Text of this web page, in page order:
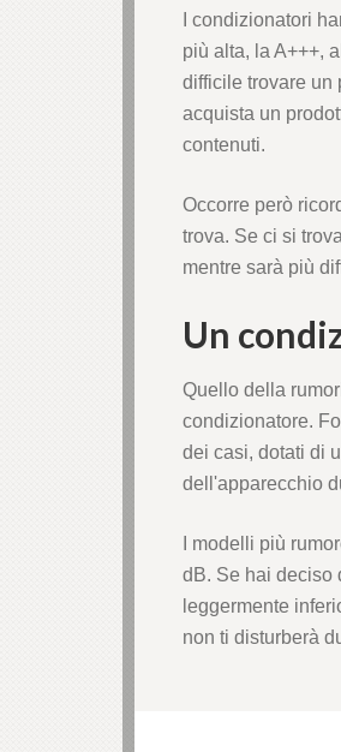
I condizionatori
più alta, la A+++,
difficile trovare un
acquista un
contenuti.
Occorre però
trova. Se ci si
mentre sarà più
Un
Quello della
condizionatore.
dei casi, dotati di
dell'apparecchio
I modelli più
dB. Se hai deciso
leggermente
non ti disturberà